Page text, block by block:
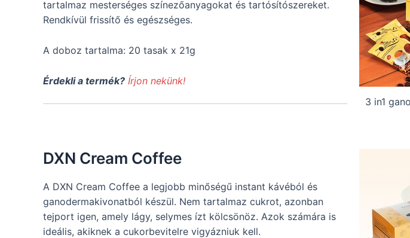
3 in1
tartalmaz mesterséges színezőanyagokat és tartósítószereket.
Rendkívül frissítő és egészséges.
A doboz tartalma: 20 tasak x 21g
Érdekli a termék? Írjon nekünk!
DXN Cream Coffee
A DXN Cream Coffee a legjobb minőségű instant kávéból és
ganodermakivonatból készül. Nem tartalmaz cukrot, azonban
tejport igen, amely lágy, selymes ízt kölcsönöz. Azok számára is
ideális, akiknek a cukorbevitelre vigyázniuk kell.